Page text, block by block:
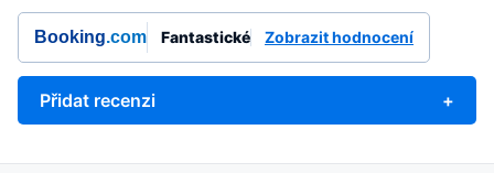
Booking.com Fantastické Zobrazit hodnocení
Přidat recenzi +